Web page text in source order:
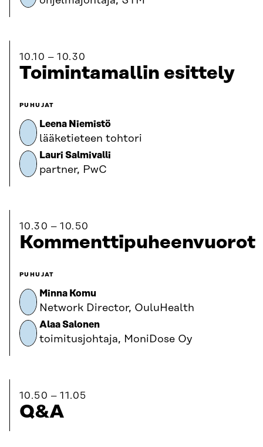
10.10 10.30
Toimintamallin esittely
PUHUJAT
Leena Niemistö
lääketieteen tohtori
Lauri Salmivalli
partner, PwC
10.30 10.50
Kommenttipuheenvuorot
PUHUJAT
Minna Komu
Network Director, OuluHealth
Alaa Salonen
toimitusjohtaja, MoniDose Oy
10.50 11.05
Q&A